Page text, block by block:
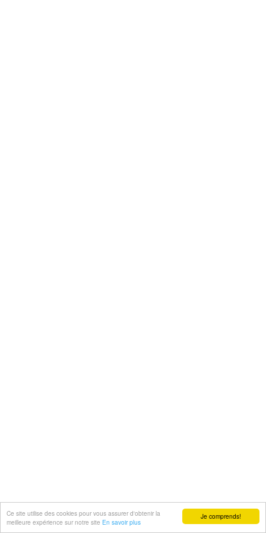
Je comprends!
Ce site utilise des cookies pour vous assurer d'obtenir la
meilleure expérience sur notre site En savoir plus